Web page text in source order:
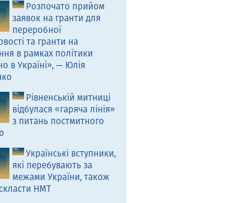
Розпочато прийом
заявок на гранти для
переробної
та гранти на
в рамках політики
в Україні», — Юлія
Рівненській митниці
відбулася «гаряча лінія»
з питань постмитного
Українські вступники,
які перебувають за
межами України, також
НМТ